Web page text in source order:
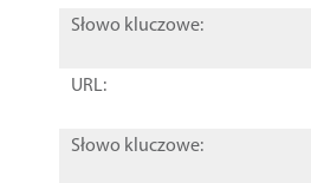
Słowo kluczowe:
URL:
Słowo kluczowe: